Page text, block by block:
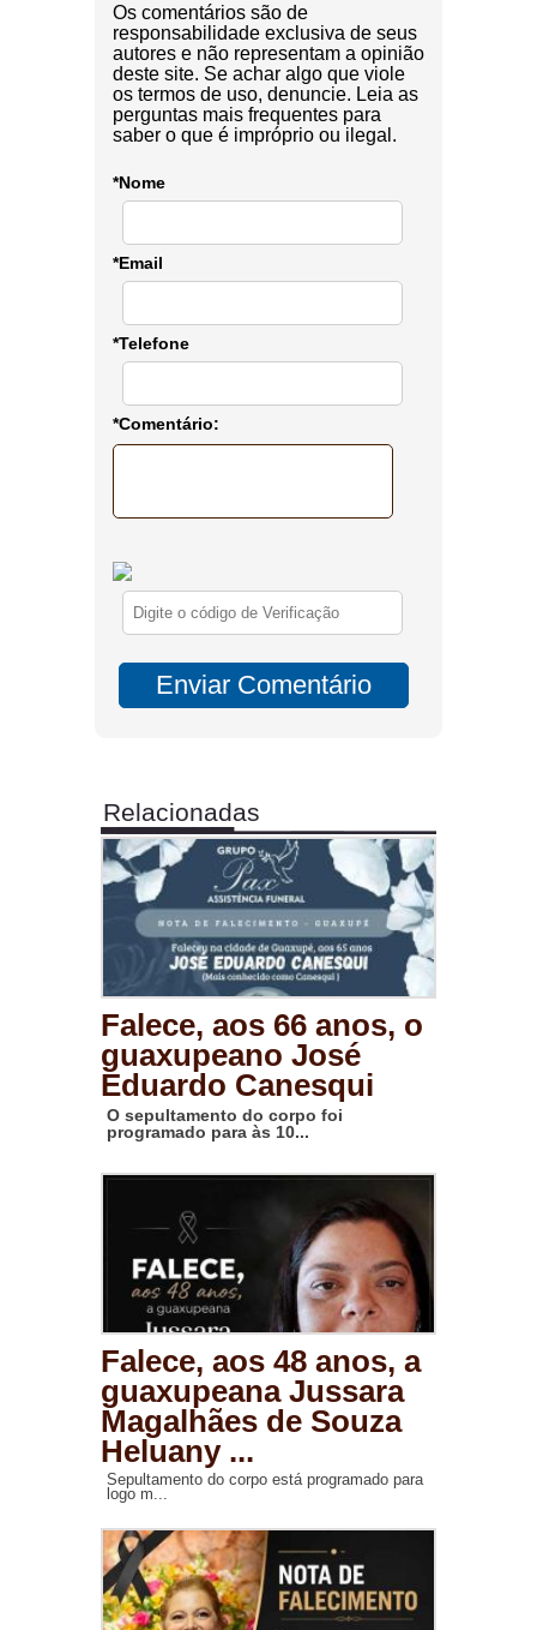
Os comentários são de
responsabilidade exclusiva de seus
autores e não representam a opinião
deste site. Se achar algo que viole
os termos de uso, denuncie. Leia as
perguntas mais frequentes para
saber o que é impróprio ou ilegal.
*Nome
*Email
*Telefone
*Comentário:
Relacionadas
Falece, aos 66 anos, o
guaxupeano José
Eduardo Canesqui
O sepultamento do corpo foi
programado para às 10...
Falece, aos 48 anos, a
guaxupeana Jussara
Magalhães de Souza
Heluany ...
Sepultamento do corpo está programado para
logo m...